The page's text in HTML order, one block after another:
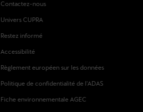
Contactez-nous
Univers CUPRA
Restez informé
Accessibilité
Règlement européen sur les données
Politique de confidentialité de l'ADAS
Fiche environnementale AGEC